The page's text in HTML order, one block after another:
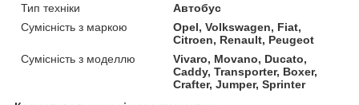
Тип техніки
Автобус
Сумісність з маркою
Opel, Volkswagen, Fiat,
Citroen, Renault, Peugeot
Сумісність з моделлю
Vivaro, Movano, Ducato,
Caddy, Transporter, Boxer,
Crafter, Jumper, Sprinter